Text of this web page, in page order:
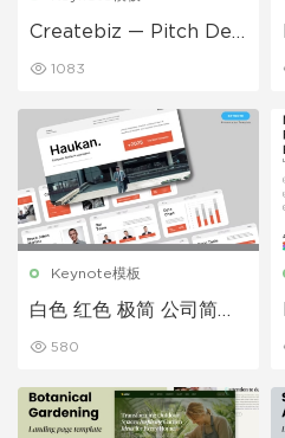
Createbiz — Pitch Dec
模板
1083
Keynote模板
白色 红色 极简 公司简介
580